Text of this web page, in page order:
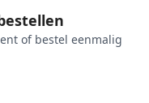
of bestel eenmalig